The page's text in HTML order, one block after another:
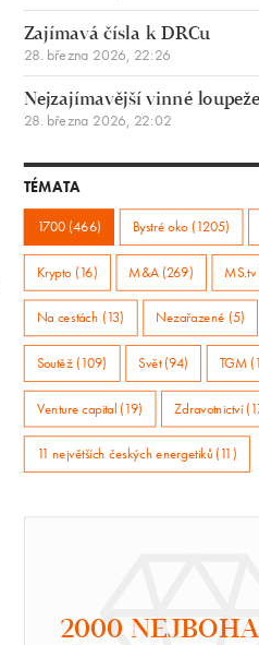
Zajímavá čísla k DRCu
28. března 2026, 22:26
Nejzajímavější vinné loupeže
28. března 2026, 22:02
TÉMATA
1700 (466) Bystré oko (1205)
Krypto (16) M&A (269) MS.tv
Na cestách (13) Nezařazené (5)
Soutěž (109) Svět (94) TGM
Venture capital (19) Zdravotnictví
11 největších českých energetiků (11)
2000